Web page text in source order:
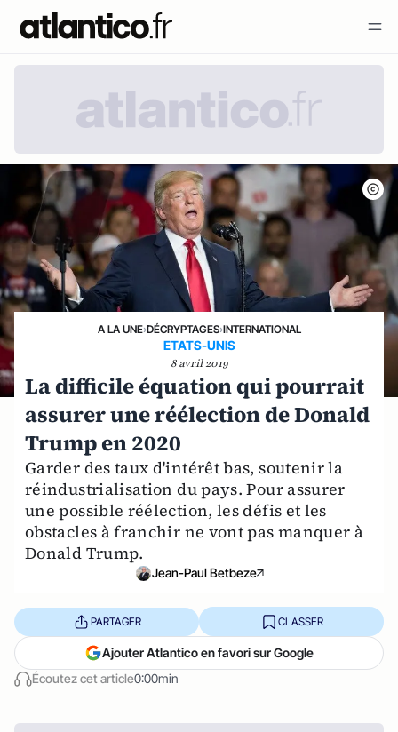
A LA UNE›DÉCRYPTAGES›INTERNATIONAL
ETATS-UNIS
8 avril 2019
La difficile équation qui pourrait
assurer une réélection de Donald
Trump en 2020
Garder des taux d'intérêt bas, soutenir la
réindustrialisation du pays. Pour assurer
une possible réélection, les défis et les
obstacles à franchir ne vont pas manquer à
Donald Trump.
Jean-Paul Betbeze
Écoutez cet article0:00min
PARTAGER CLASSER
Ajouter Atlantico en favori sur Google